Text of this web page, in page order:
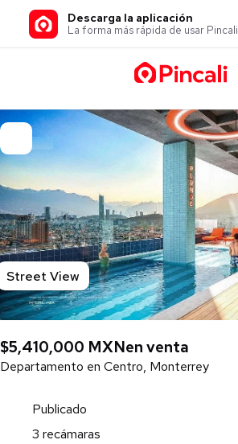
Descarga la aplicación
La forma más rápida de usar Pincali
Street View
$5,410,000 MXNen venta
Departamento en Centro, Monterrey
Publicado
3 recámaras